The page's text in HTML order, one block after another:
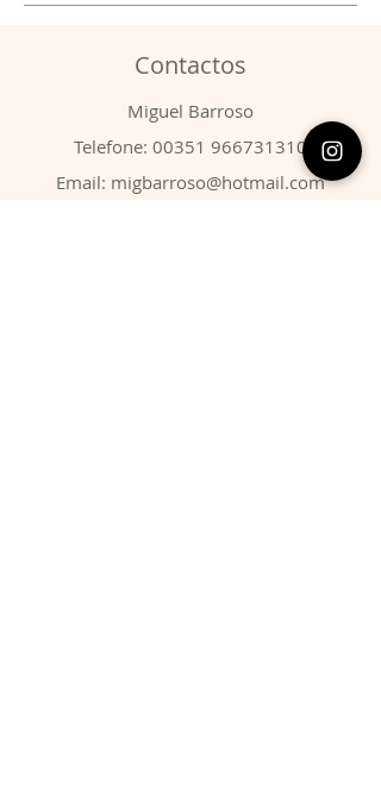
Contactos
​Miguel Barroso
Telefone: 00351 966731310
Email: migbarroso@hotmail.com